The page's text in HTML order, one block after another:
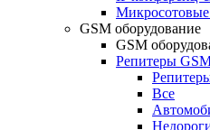
GSM оборудование
GSM
Репитеры
Все